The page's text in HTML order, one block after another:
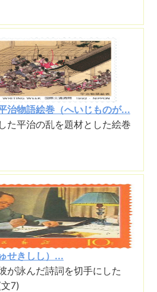
治物語絵巻（へいじものが...
た平治の乱を題材とした絵巻
せきしし）...
が詠んだ詩詞を切手にした
7)